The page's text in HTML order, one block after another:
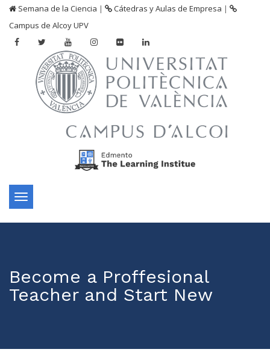
Semana de la Ciencia | Cátedras y Aulas de Empresa |
Campus de Alcoy UPV
Toggle
navigation
Become a Proffesional
Teacher and Start New